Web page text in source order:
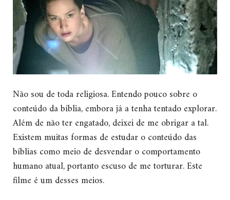
Não sou de toda religiosa. Entendo pouco sobre o
conteúdo da bíblia, embora já a tenha tentado explorar.
Além de não ter engatado, deixei de me obrigar a tal.
Existem muitas formas de estudar o conteúdo das
bíblias como meio de desvendar o comportamento
humano atual, portanto escuso de me torturar. Este
filme é um desses meios.